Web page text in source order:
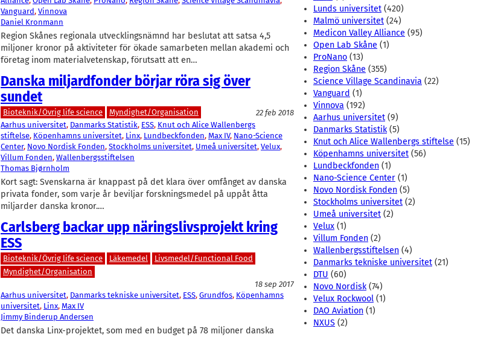
Vanguard, Vinnova
Daniel Kronmann
Region Skånes regionala utvecklingsnämnd har beslutat att satsa 4,5
miljoner kronor på aktiviteter för ökade samarbeten mellan akademi och
företag inom materialvetenskap, förutsatt att en…
Danska miljardfonder börjar röra sig över
sundet
Bioteknik/Övrig life science Myndighet/Organisation
22 feb 2018
Aarhus universitet, Danmarks Statistik, ESS, Knut och Alice Wallenbergs
stiftelse, Köpenhamns universitet, Linx, Lundbeckfonden, Max IV, Nano-Science
Center, Novo Nordisk Fonden, Stockholms universitet, Umeå universitet, Velux
Villum Fonden, Wallenbergsstiftelsen
Thomas Bjørnholm
Kort sagt: Svenskarna är knappast på det klara över omfånget av danska
privata fonder, som varje år beviljar forskningsmedel på uppåt åtta
miljarder danska kronor.…
Carlsberg backar upp näringslivsprojekt kring
ESS
Bioteknik/Övrig life science Läkemedel
Livsmedel/Functional Food
Myndighet/Organisation
18 sep 2017
Aarhus universitet, Danmarks tekniske universitet, ESS, Grundfos, Köpenhamns
universitet, Linx, Max IV
Jimmy Binderup Andersen
Det danska Linx-projektet, som med en budget på 78 miljoner danska
Lunds universitet (420)
Malmö universitet (24)
Medicon Valley Alliance (95)
Open Lab Skåne (1)
ProNano (13)
Region Skåne (355)
Science Village Scandinavia (22)
Vanguard (1)
Vinnova (192)
Aarhus universitet (9)
Danmarks Statistik(5)
Knut och Alice Wallenbergs stiftelse (15)
Köpenhamns universitet (56)
Lundbeckfonden (1)
Nano-Science Center (1)
Novo Nordisk Fonden (5)
Stockholms universitet (2)
Umeå universitet (2)
Velux (1)
Villum Fonden (2)
Wallenbergsstiftelsen (4)
Danmarks tekniske universitet (21)
DTU (60)
Novo Nordisk(74)
Velux Rockwool (1)
DAO Aviation (1)
NXUS (2)